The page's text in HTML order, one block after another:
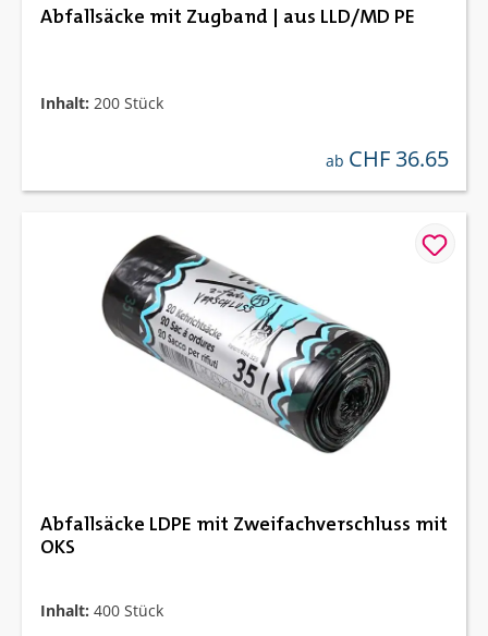
Abfallsäcke mit Zugband | aus LLD/MD PE
Inhalt: 200 Stück
regulärer preis:
ab CHF 36.65
Abfallsäcke LDPE mit Zweifachverschluss mit
OKS
Inhalt: 400 Stück